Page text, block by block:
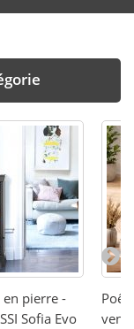
en pierre -
Sofia Evo